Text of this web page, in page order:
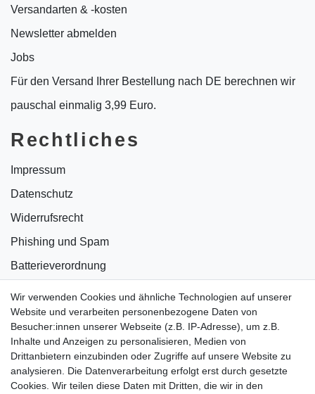
Wir verwenden Cookies und ähnliche Technologien auf unserer
Website und verarbeiten personenbezogene Daten von
Besucher:innen unserer Webseite (z.B. IP-Adresse), um z.B.
Inhalte und Anzeigen zu personalisieren, Medien von
Drittanbietern einzubinden oder Zugriffe auf unsere Website zu
analysieren. Die Datenverarbeitung erfolgt erst durch gesetzte
Cookies. Wir teilen diese Daten mit Dritten, die wir in den
Versandarten & -kosten
Newsletter abmelden
Jobs
Für den Versand Ihrer Bestellung nach DE berechnen wir
pauschal einmalig 3,99 Euro.
Rechtliches
Impressum
Datenschutz
Widerrufsrecht
Phishing und Spam
Batterieverordnung
Bildnachweise
AGB
Vertrag widerrufen